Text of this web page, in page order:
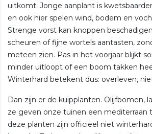
uitkomt. Jonge aanplant is
en ook hier spelen wind, bodem en
Strenge vorst kan knoppen
scheuren of fijne wortels aantasten,
meteen zien. Pas in het voorjaar blijkt
minder uitloopt of een boom takken
Winterhard betekent dus: overleven,
Dan zijn er de kuipplanten. Olijfbomen,
ze geven onze tuinen een mediterraan
deze planten zijn officieel niet